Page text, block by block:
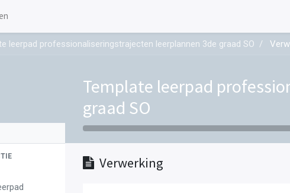
leerpad professionaliseringstrajecten leerplannen 3de graad SO
Template leerpad
graad SO
Verwerking